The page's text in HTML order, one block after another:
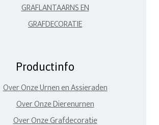
GRAFLANTAARNS EN
GRAFDECORATIE
Productinfo
Over Onze Urnen en Assieraden
Over Onze Dierenurnen
Over Onze Grafdecoratie